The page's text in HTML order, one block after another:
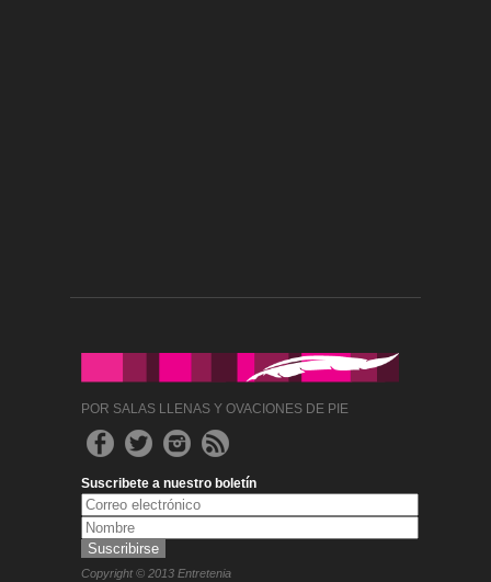
POR SALAS LLENAS Y OVACIONES DE PIE
Suscribete a nuestro boletín
Copyright © 2013 Entretenia